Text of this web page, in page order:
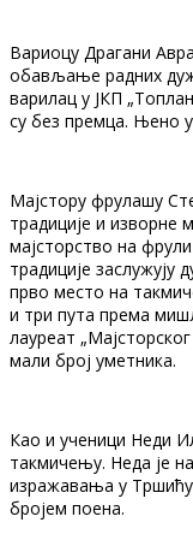
Вариоцу Драгани
обављање радних
варилац у ЈКП
су без премца. Њено
Мајстору фрулашу
традиције и изворне
мајсторство на
традиције заслужују
прво место на
и три пута према
лауреат
мали број уметника.
Као и ученици Неди
такмичењу. Неда је
изражавања у
бројем поена.